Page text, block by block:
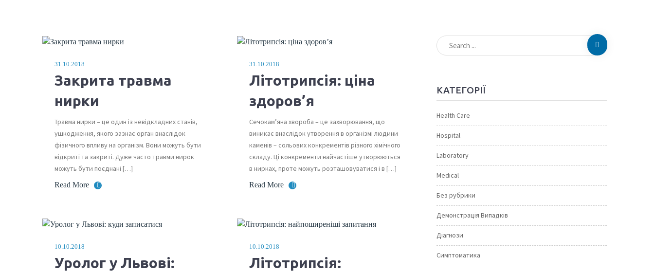
31.10.2018
Закрита травма
нирки
Травма нирки – це один із невідкладних станів,
ушкодження, якого зазнає орган внаслідок
фізичного впливу на організм. Вони можуть бути
відкриті та закриті. Дуже часто травми нирок
можуть бути поєднані […]
Read More
31.10.2018
Літотрипсія: ціна
здоров’я
Сечокам’яна хвороба – це захворювання, що
виникає внаслідок утворення в організмі людини
каменів – сольових конкрементів різного хімічного
складу. Ці конкременти найчастіше утворюються
в нирках, проте можуть розташовуватися і в […]
Read More
10.10.2018
Уролог у Львові:
10.10.2018
Літотрипсія:
КАТЕГОРІЇ
Health Care
Hospital
Laboratory
Medical
Без рубрики
Демонстрація Випадків
Діагнози
Симптоматика